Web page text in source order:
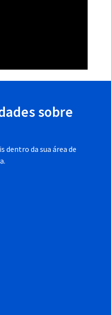
sobre
dentro da sua área de